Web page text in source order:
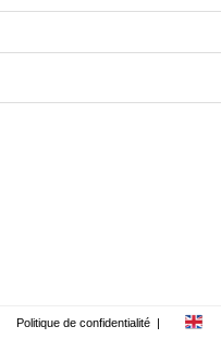
Politique de confidentialité |